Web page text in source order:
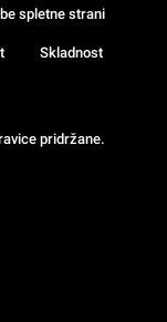
pridržane.
spletne strani
Skladnost